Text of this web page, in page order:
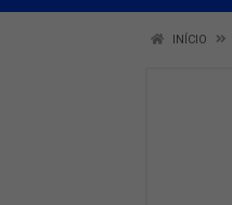
INÍCIO